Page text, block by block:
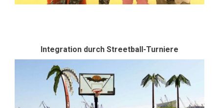
Integration durch Streetball-Turniere